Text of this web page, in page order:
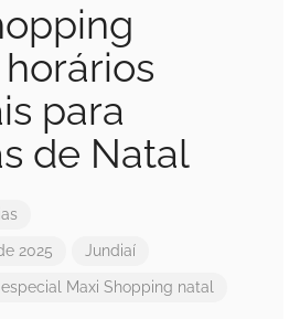
para
de Natal
2025 Jundiaí
Maxi Shopping natal